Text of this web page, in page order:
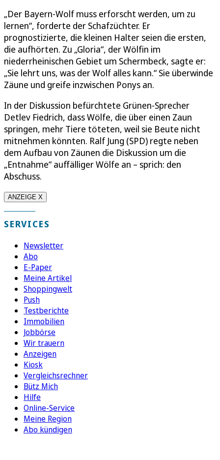
„Der Bayern-Wolf muss erforscht werden, um zu
lernen“, forderte der Schafzüchter. Er
prognostizierte, die kleinen Halter seien die ersten,
die aufhörten. Zu „Gloria“, der Wölfin im
niederrheinischen Gebiet um Schermbeck, sagte er:
„Sie lehrt uns, was der Wolf alles kann.“ Sie überwinde
Zäune und greife inzwischen Ponys an.
In der Diskussion befürchtete Grünen-Sprecher
Detlev Fiedrich, dass Wölfe, die über einen Zaun
springen, mehr Tiere töteten, weil sie Beute nicht
mitnehmen könnten. Ralf Jung (SPD) regte neben
dem Aufbau von Zäunen die Diskussion um die
„Entnahme“ auffälliger Wölfe an – sprich: den
Abschuss.
ANZEIGE X
SERVICES
Newsletter
Abo
E-Paper
Meine Artikel
Shoppingwelt
Push
Testberichte
Immobilien
Jobbörse
Wir trauern
Anzeigen
Kiosk
Vergleichsrechner
Bütz Mich
Hilfe
Online-Service
Meine Region
Abo kündigen